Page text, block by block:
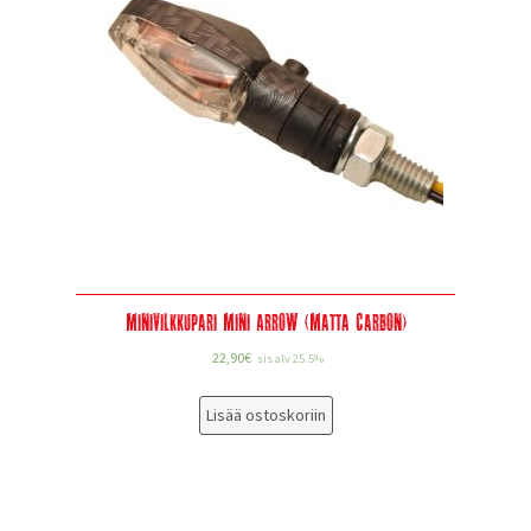
Minivilkkupari Mini Arrow (Matta Carbon)
22,90€ sis alv 25.5%
Lisää ostoskoriin